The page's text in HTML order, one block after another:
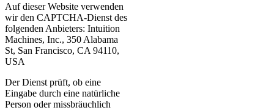
Auf dieser Website verwenden
wir den CAPTCHA-Dienst des
folgenden Anbieters: Intuition
Machines, Inc., 350 Alabama
St, San Francisco, CA 94110,
USA
Der Dienst prüft, ob eine
Eingabe durch eine natürliche
Person oder missbräuchlich